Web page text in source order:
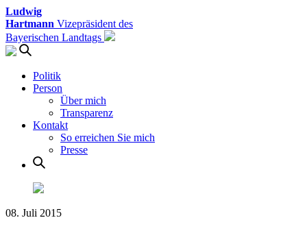
Ludwig
Hartmann Vizepräsident des
Bayerischen Landtags
Politik
Person
Über mich
Transparenz
Kontakt
So erreichen Sie mich
Presse
08. Juli 2015